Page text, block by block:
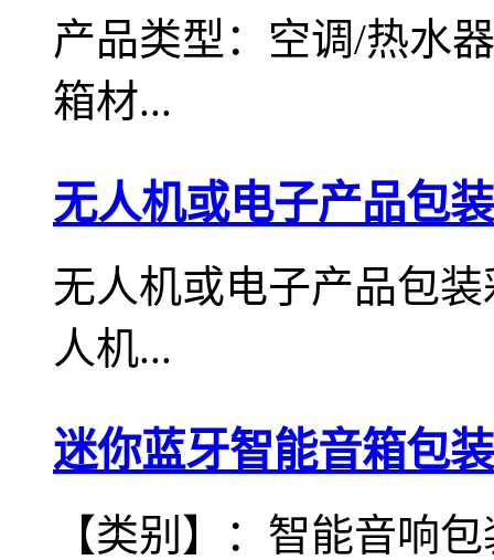
产品类型：空调/热水
箱材...
无人机或电子产品包
无人机或电子产品包
人机...
迷你蓝牙智能音箱包
【类别】：智能音响